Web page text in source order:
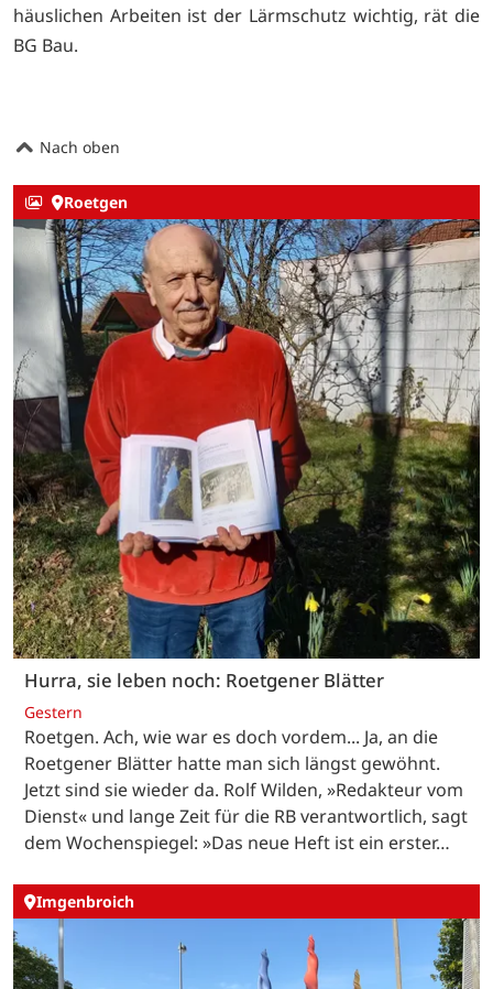
häuslichen Arbeiten ist der Lärmschutz wichtig, rät die
BG Bau.
Nach oben
Roetgen
Hurra, sie leben noch: Roetgener Blätter
Gestern
Roetgen. Ach, wie war es doch vordem... Ja, an die
Roetgener Blätter hatte man sich längst gewöhnt.
Jetzt sind sie wieder da. Rolf Wilden, »Redakteur vom
Dienst« und lange Zeit für die RB verantwortlich, sagt
dem Wochenspiegel: »Das neue Heft ist ein erster…
Imgenbroich